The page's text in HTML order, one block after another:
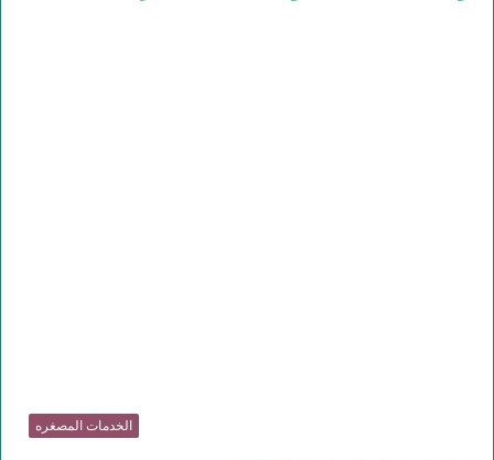
الخدمات المصغره